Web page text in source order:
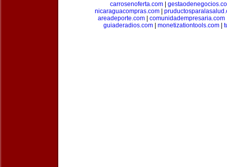
carrosenoferta.com
nicaraguacompras.com
areadeporte.com| comunidadempresaria.com
guiaderadios.com| monetizationtools.com|